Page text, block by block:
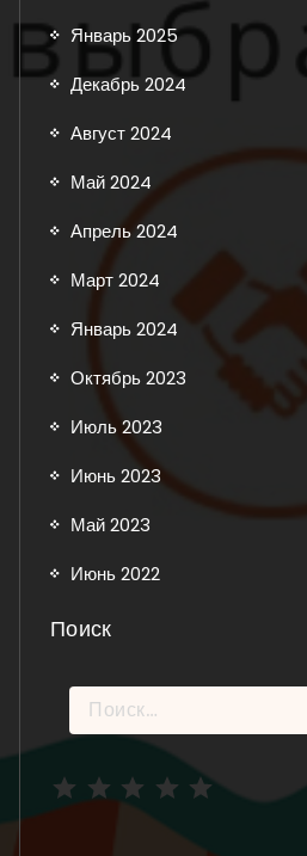
Январь 2025
Декабрь 2024
Август 2024
Май 2024
Апрель 2024
Март 2024
Январь 2024
Октябрь 2023
Июль 2023
Июнь 2023
Май 2023
Июнь 2022
Поиск
Найти: